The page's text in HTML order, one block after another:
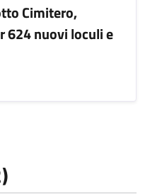
Cimitero,
624 nuovi loculi e